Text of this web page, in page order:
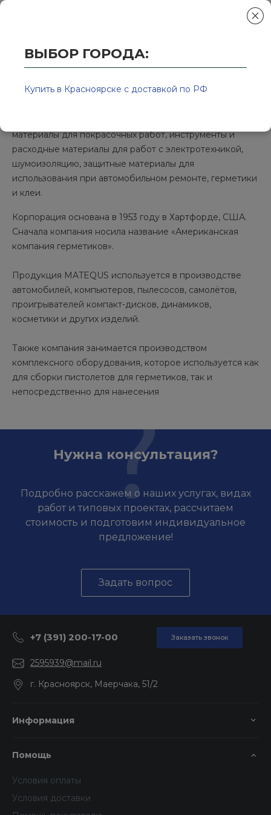
Колор-Авто - магазин лакокрасочной продукции и
MATEQUS
материалы для покрасочных работ, инструменты и
расходные материалы для работ с электротехникой,
шумоизоляцию, защитные материалы для
использования при автомобильном ремонте, герметики
и клеи.
Корпорация основана в 1953 году в Хартфорде, США.
Сначала компания носила название «Американская
компания герметиков».
Продукция MATEQUS используется в производстве
автомобилей, компьютеров, пылесосов, самолётов,
проигрывателей компакт-дисков, динамиков,
косметики и других изделий.
Также компания занимается производством
комплексного оборудования, которое используется как
для сборки пистолетов для герметиков, так и
непосредственно для нанесения
Нужна консультация?
Подробно расскажем о наших услугах, видах
работ и типовых проектах, рассчитаем
стоимость и подготовим индивидуальное
предложение!
Задать вопрос
+7 (391) 200-17-00 Заказать звонок
2595939@mail.ru
г. Красноярск, Маерчака, 51/2
Информация
Помощь
Условия оплаты
Условия доставки
ВЫБОР ГОРОДА:
Купить в Красноярске с доставкой по РФ